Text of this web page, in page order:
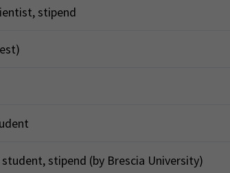
stipend
stipend (by Brescia University)